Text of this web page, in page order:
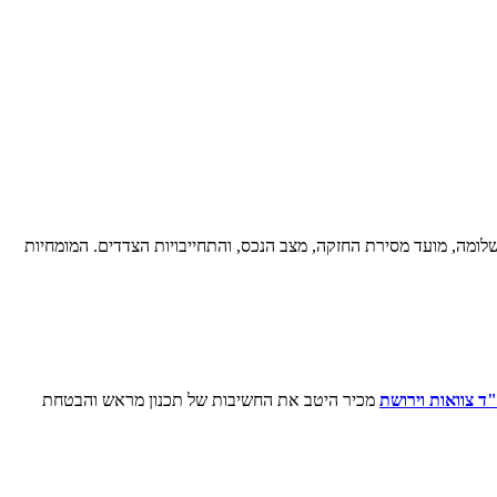
מועד מסירת החזקה, מצב הנכס, והתחייבויות הצדדים. המומחיות
צוואות וירושת מכיר היטב את החשיבות של תכנון מראש והבטחת